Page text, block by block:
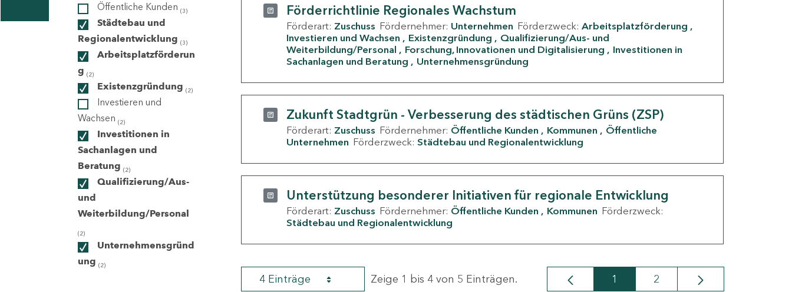
Öffentliche Kunden (3)
Städtebau und
Regionalentwicklung (3)
Arbeitsplatzförderun
g (2)
Existenzgründung (2)
Investieren und
Wachsen (2)
Investitionen in
Sachanlagen und
Beratung (2)
Qualifizierung/Aus-
und
Weiterbildung/Personal
(2)
Unternehmensgründ
ung (2)
Förderrichtlinie Regionales Wachstum
Förderart: Zuschuss Fördernehmer: Unternehmen Förderzweck: Arbeitsplatzförderung
Investieren und Wachsen
Existenzgründung
Qualifizierung/Aus- und
Weiterbildung/Personal
Forschung, Innovationen und Digitalisierung
Investitionen in
Sachanlagen und Beratung
Unternehmensgründung
Zukunft Stadtgrün - Verbesserung des städtischen Grüns (ZSP)
Förderart: Zuschuss Fördernehmer: Öffentliche Kunden Kommunen
Öffentliche
Unternehmen Förderzweck: Städtebau und Regionalentwicklung
Unterstützung besonderer Initiativen für regionale Entwicklung
Förderart: Zuschuss Fördernehmer: Öffentliche Kunden Kommunen Förderzweck:
Städtebau und Regionalentwicklung
4 Einträge Zeige 1 bis 4 von 5 Einträgen. Seite
1 Seite
2